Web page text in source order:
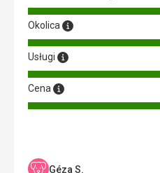
Okolica
Usługi
Cena
Géza S.